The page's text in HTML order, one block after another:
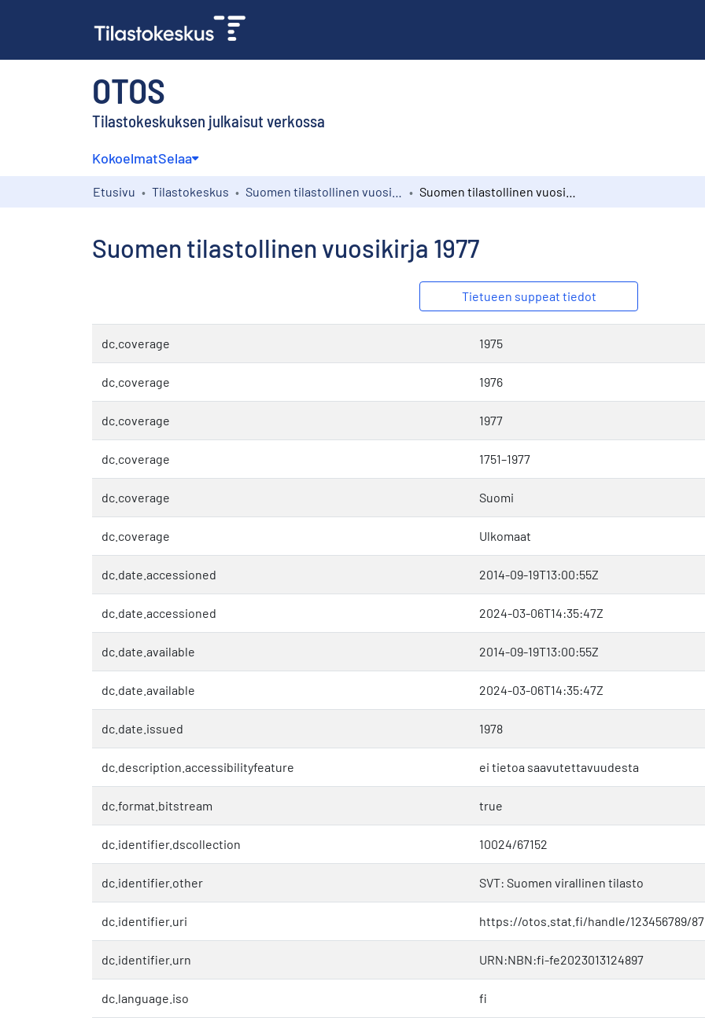
OTOS
Tilastokeskuksen julkaisut verkossa
KokoelmatSelaa
Etusivu Tilastokeskus
Suomen tilastollinen vuosikirja 1977
Tietueen suppeat tiedot
dc.coverage 1975
dc.coverage 1976
dc.coverage 1977
dc.coverage 1751–1977
dc.coverage Suomi
dc.coverage Ulkomaat
dc.date.accessioned 2014-09-19T13:00:55Z
dc.date.accessioned 2024-03-06T14:35:47Z
dc.date.available 2014-09-19T13:00:55Z
dc.date.available 2024-03-06T14:35:47Z
dc.date.issued 1978
dc.description.accessibilityfeature ei tietoa saavutettavuudesta
dc.format.bitstream true
dc.identifier.dscollection 10024/67152
dc.identifier.other SVT: Suomen virallinen tilasto
dc.identifier.uri https://otos.stat.fi/handle/123456789/87
dc.identifier.urn URN:NBN:fi-fe2023013124897
dc.language.iso fi